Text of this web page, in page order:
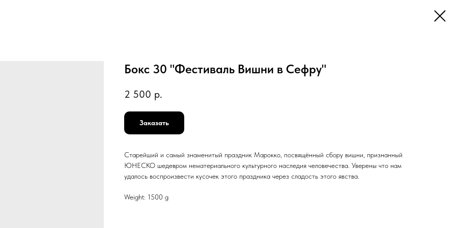
Бокс 30 "Фестиваль Вишни в Сефру"
2 500 р.
Заказать
Старейший и самый знаменитый праздник Марокко, посвящённый сбору вишни, признанный
ЮНЕСКО шедевром нематериального культурного наследия человечества. Уверены что нам
удалось воспроизвести кусочек этого праздника через сладость этого явства.
Weight: 1500 g